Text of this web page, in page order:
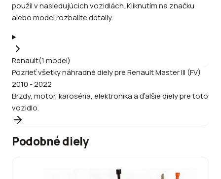
použil v nasledujúcich vozidlách. Kliknutím na značku
alebo model rozbalíte detaily.
Renault(1 model)
Pozrieť všetky náhradné diely preRenaultMaster III (FV)
2010 - 2022
Brzdy, motor, karoséria, elektronika a ďalšie diely pre toto
vozidlo.
Podobné diely